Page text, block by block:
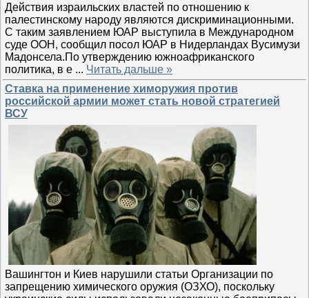
Действия израильских властей по отношению к
палестинскому народу являются дискриминационными.
С таким заявлением ЮАР выступила в Международном
суде ООН, сообщил посол ЮАР в Нидерландах Вусимузи
Мадонсела.По утверждению южноафриканского
политика, в е ... Читать дальше »
Ставка на применение химоружия против
российской армии может стать новой стратегией
ВСУ
Вашингтон и Киев нарушили статьи Организации по
запрещению химического оружия (ОЗХО), поскольку